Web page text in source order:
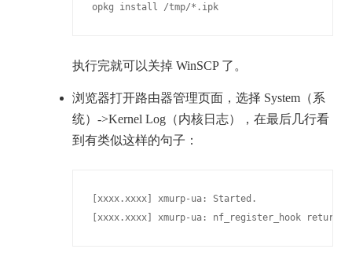
opkg install /tmp/*.ipk
执行完就可以关掉 WinSCP 了。
浏览器打开路由器管理页面，选择 System（系
统）->Kernel Log（内核日志），在最后几行看
到有类似这样的句子：
[xxxx.xxxx] xmurp-ua: Started.
[xxxx.xxxx] xmurp-ua: nf_register_hook